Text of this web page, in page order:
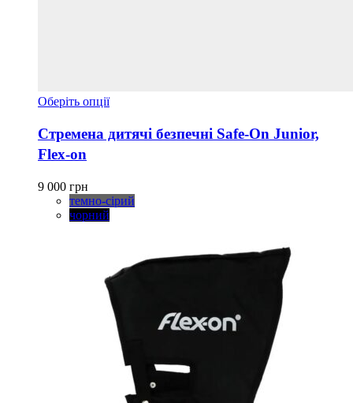
Оберіть опціїЦей
має
кілька
вибрати
Стремена дитячі безпечні Safe-On Junior,
Flex-on
9 000 грн
темно-сірий
чорний